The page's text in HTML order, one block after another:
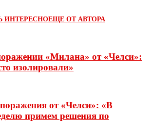
ИНТЕРЕСНОЕЩЕ ОТ АВТОРА
«Милана» от «Челси»:
изолировали»
от «Челси»: «В
примем решения по